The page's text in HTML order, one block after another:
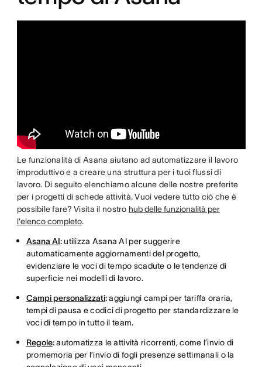
Le funzionalità di Asana aiutano ad automatizzare il lavoro
improduttivo e a creare una struttura per i tuoi flussi di
lavoro. Di seguito elenchiamo alcune delle nostre preferite
per i progetti di schede attività. Vuoi vedere tutto ciò che è
possibile fare? Visita il nostro hub delle funzionalità per
l'elenco completo.
Asana AI:utilizza Asana AI per suggerire
automaticamente aggiornamenti del progetto,
evidenziare le voci di tempo scadute o le tendenze di
superficie nei modelli di lavoro.
Campi personalizzati:aggiungi campi per tariffa oraria,
tempi di pausa e codici di progetto per standardizzare le
voci di tempo in tutto il team.
Regole:automatizza le attività ricorrenti, come l’invio di
promemoria per l’invio di fogli presenze settimanali o la